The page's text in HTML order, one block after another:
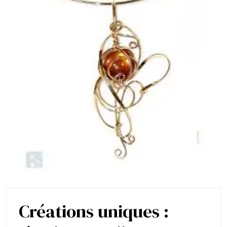
Créations uniques :